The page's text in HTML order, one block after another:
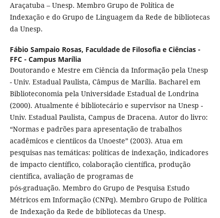
Araçatuba – Unesp. Membro Grupo de Política de
Indexação e do Grupo de Linguagem da Rede de bibliotecas
da Unesp.
Fábio Sampaio Rosas, Faculdade de Filosofia e Ciências -
FFC - Campus Marília
Doutorando e Mestre em Ciência da Informação pela Unesp
- Univ. Estadual Paulista, Câmpus de Marília. Bacharel em
Biblioteconomia pela Universidade Estadual de Londrina
(2000). Atualmente é bibliotecário e supervisor na Unesp -
Univ. Estadual Paulista, Campus de Dracena. Autor do livro:
“Normas e padrões para apresentação de trabalhos
acadêmicos e cientíicos da Unoeste” (2003). Atua em
pesquisas nas temáticas: políticas de indexação, indicadores
de impacto científico, colaboração científica, produção
científica, avaliação de programas de
pós-graduação. Membro do Grupo de Pesquisa Estudo
Métricos em Informação (CNPq). Membro Grupo de Política
de Indexação da Rede de bibliotecas da Unesp.